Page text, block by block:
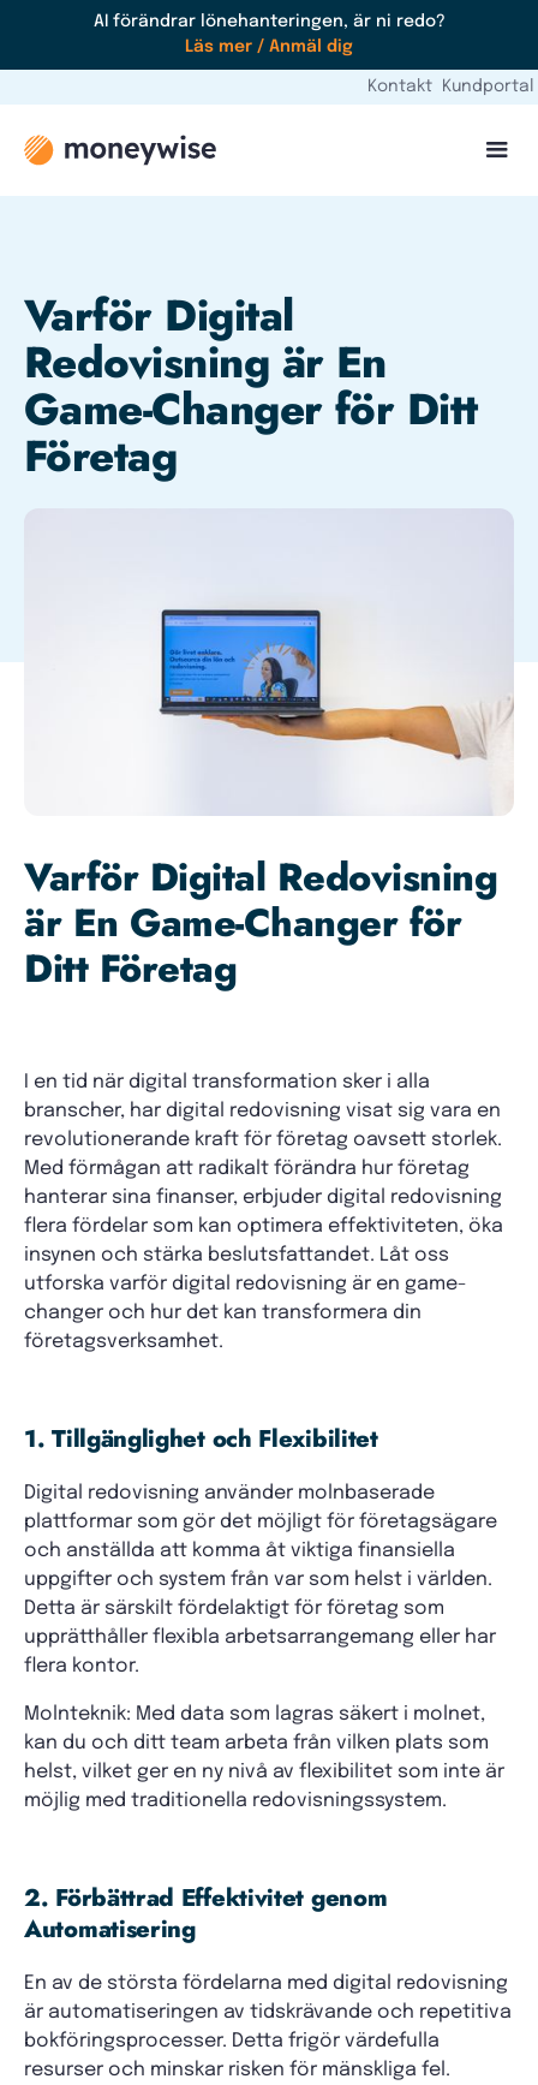
AI förändrar lönehanteringen, är ni redo?
Läs mer / Anmäl dig
Kontakt Kundportal
Varför Digital
Redovisning är En
Game-Changer för Ditt
Företag
Varför Digital Redovisning
är En Game-Changer för
Ditt Företag
I en tid när digital transformation sker i alla
branscher, har digital redovisning visat sig vara en
revolutionerande kraft för företag oavsett storlek.
Med förmågan att radikalt förändra hur företag
hanterar sina finanser, erbjuder digital redovisning
flera fördelar som kan optimera effektiviteten, öka
insynen och stärka beslutsfattandet. Låt oss
utforska varför digital redovisning är en game-
changer och hur det kan transformera din
företagsverksamhet.
1. Tillgänglighet och Flexibilitet
Digital redovisning använder molnbaserade
plattformar som gör det möjligt för företagsägare
och anställda att komma åt viktiga finansiella
uppgifter och system från var som helst i världen.
Detta är särskilt fördelaktigt för företag som
upprätthåller flexibla arbetsarrangemang eller har
flera kontor.
Molnteknik: Med data som lagras säkert i molnet,
kan du och ditt team arbeta från vilken plats som
helst, vilket ger en ny nivå av flexibilitet som inte är
möjlig med traditionella redovisningssystem.
2. Förbättrad Effektivitet genom
Automatisering
En av de största fördelarna med digital redovisning
är automatiseringen av tidskrävande och repetitiva
bokföringsprocesser. Detta frigör värdefulla
resurser och minskar risken för mänskliga fel.